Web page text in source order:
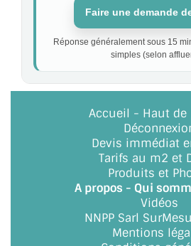
Faire une demande
Réponse généralement sous 15
simples (selon
Accueil - Haut de
Devis immédiat
Tarifs au m2 et
Produits et
A propos - Qui
Vidéos
NNPP Sarl
Mentions